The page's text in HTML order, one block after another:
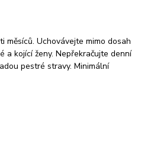
Uchovávejte mimo dosah
a kojící ženy. Nepřekračujte denní
pestré stravy. Minimální